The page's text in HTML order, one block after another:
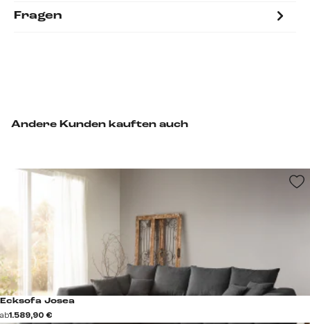
Fragen
Andere Kunden kauften auch
Ecksofa Josea
ab1.589,90 €